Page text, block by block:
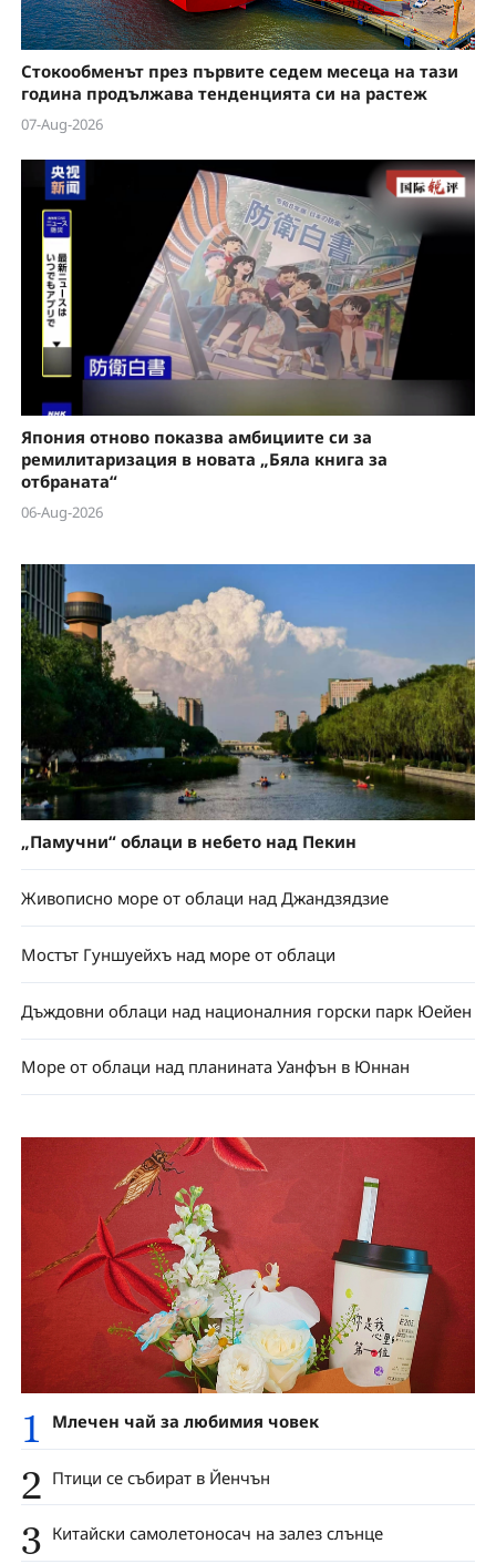
Стокообменът през първите седем месеца на тази
година продължава тенденцията си на растеж
07-Aug-2026
Япония отново показва амбициите си за
ремилитаризация в новата „Бяла книга за
отбраната“
06-Aug-2026
„Памучни“ облаци в небето над Пекин
Живописно море от облаци над Джандзядзие
Мостът Гуншуейхъ над море от облаци
Дъждовни облаци над националния горски парк Юейен
Море от облаци над планината Уанфън в Юннан
1 Млечен чай за любимия човек
2 Птици се събират в Йенчън
3 Китайски самолетоносач на залез слънце